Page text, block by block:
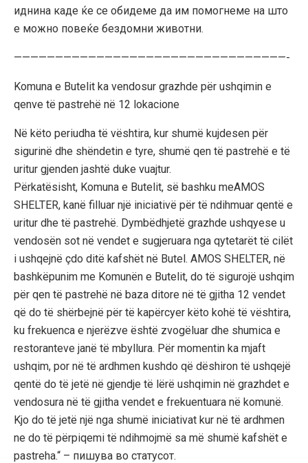
иднина каде ќе се обидеме да им помогнеме на што
е можно повеќе бездомни животни.
—————————————————————————————————-
Komuna e Butelit ka vendosur grazhde për ushqimin e
qenve të pastrehë në 12 lokacione
Në këto periudha të vështira, kur shumë kujdesen për
sigurinë dhe shëndetin e tyre, shumë qen të pastrehë e të
uritur gjenden jashtë duke vuajtur.
Përkatësisht, Komuna e Butelit, së bashku meAMOS
SHELTER, kanë filluar një iniciativë për të ndihmuar qentë e
uritur dhe të pastrehë. Dymbëdhjetë grazhde ushqyese u
vendosën sot në vendet e sugjeruara nga qytetarët të cilët
i ushqejnë çdo ditë kafshët në Butel. AMOS SHELTER, në
bashkëpunim me Komunën e Butelit, do të sigurojë ushqim
për qen të pastrehë në baza ditore në të gjitha 12 vendet
që do të shërbejnë për të kapërcyer këto kohë të vështira,
ku frekuenca e njerëzve është zvogëluar dhe shumica e
restoranteve janë të mbyllura. Për momentin ka mjaft
ushqim, por në të ardhmen kushdo që dëshiron të ushqejë
qentë do të jetë në gjendje të lërë ushqimin në grazhdet e
vendosura në të gjitha vendet e frekuentuara në komunë.
Kjo do të jetë një nga shumë iniciativat kur në të ardhmen
ne do të përpiqemi të ndihmojmë sa më shumë kafshët e
pastreha.“ – пишува во статусот.